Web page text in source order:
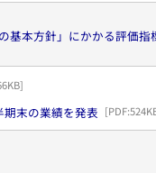
基本方針」にかかる評価指
]
期末の業績を発表 [PDF: